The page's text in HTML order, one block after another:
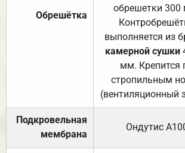
Обрешётка
обрешетки 300
выполняется из
камерной сушки
мм. Крепится
стропильным
(вентиляционный
Подкровельная
мембрана
Ондутис